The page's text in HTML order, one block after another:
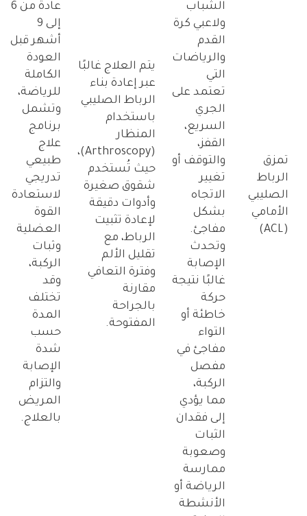
تمزق
الرباط
الصليبي
الأمامي
(ACL)
الشباب
ولاعبي كرة
القدم
والرياضات
التي
تعتمد على
الجري
السريع،
القفز،
والتوقف أو
تغيير
الاتجاه
بشكل
مفاجئ.
وتحدث
الإصابة
غالبًا نتيجة
حركة
خاطئة أو
التواء
مفاجئ في
مفصل
الركبة،
مما يؤدي
إلى فقدان
الثبات
وصعوبة
ممارسة
الرياضة أو
الأنشطة
يتم العلاج غالبًا
عبر إعادة بناء
الرباط الصليبي
باستخدام
المنظار
(Arthroscopy)،
حيث تُستخدم
شقوق صغيرة
وأدوات دقيقة
لإعادة تثبيت
الرباط، مع
تقليل الألم
وفترة التعافي
مقارنة
بالجراحة
المفتوحة.
عادةً من 6
إلى 9
أشهر قبل
العودة
الكاملة
للرياضة،
وتشمل
برنامج
علاج
طبيعي
تدريجي
لاستعادة
القوة
العضلية
وثبات
الركبة،
وقد
تختلف
المدة
حسب
شدة
الإصابة
والتزام
المريض
بالعلاج.